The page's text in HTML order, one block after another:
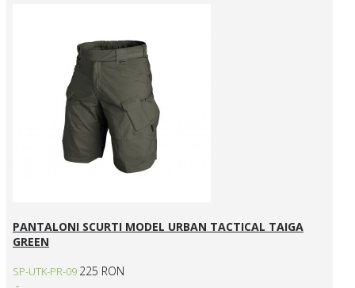
PANTALONI SCURTI MODEL URBAN TACTICAL TAIGA
GREEN
SP-UTK-PR-09 225 RON